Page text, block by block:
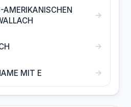
AMERIKANISCHEN
→
→
MIT E →